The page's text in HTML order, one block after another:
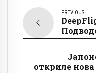
PREVIOUS
откриле нова